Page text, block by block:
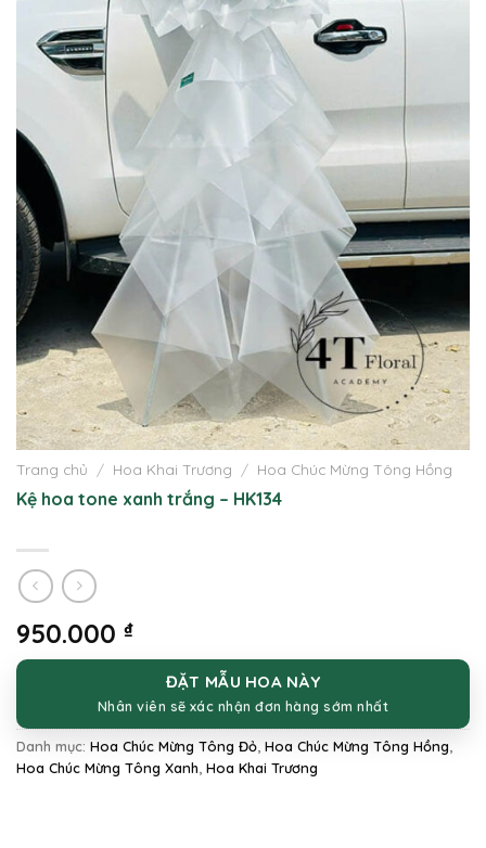
Trang chủ / Hoa Khai Trương / Hoa Chúc Mừng Tông Hồng
Kệ hoa tone xanh trắng – HK134
950.000 ₫
ĐẶT MẪU HOA NÀY
Nhân viên sẽ xác nhận đơn hàng sớm nhất
Danh mục: Hoa Chúc Mừng Tông Đỏ, Hoa Chúc Mừng Tông Hồng,
Hoa Chúc Mừng Tông Xanh, Hoa Khai Trương